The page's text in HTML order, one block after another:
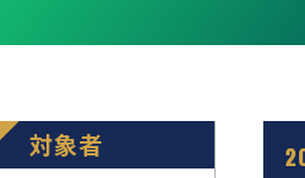
対象者